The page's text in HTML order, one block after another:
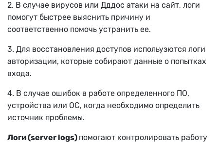
2. В случае вирусов или Дддос атаки на сайт, логи
помогут быстрее выяснить причину и
соответственно помочь устранить ее.
3. Для восстановления доступов испольузются логи
авторизации, которые собирают данные о попытках
входа.
4. В случае ошибок в работе определенного ПО,
устройства или ОС, когда необходимо определить
источник проблемы.
Логи (server logs) помогают контролировать работу